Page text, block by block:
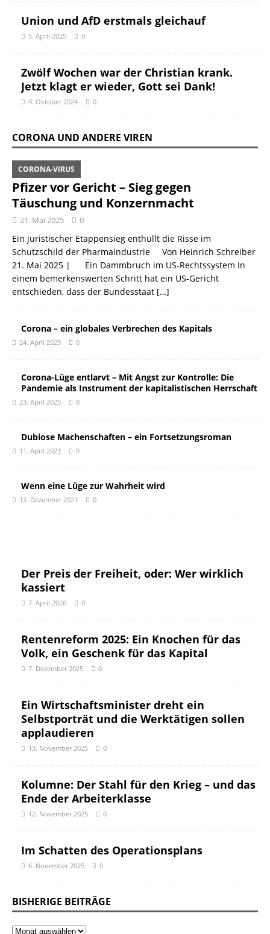
Union und AfD erstmals gleichauf
5. April 2025 0
Zwölf Wochen war der Christian krank.
Jetzt klagt er wieder, Gott sei Dank!
4. Oktober 2024 0
CORONA UND ANDERE VIREN
Pfizer vor Gericht – Sieg gegen
Täuschung und Konzernmacht
CORONA-VIRUS
21. Mai 2025 0
Ein juristischer Etappensieg enthüllt die Risse im
Schutzschild der Pharmaindustrie Von Heinrich Schreiber
21. Mai 2025 | Ein Dammbruch im US-Rechtssystem In
einem bemerkenswerten Schritt hat ein US-Gericht
entschieden, dass der Bundesstaat […]
Corona – ein globales Verbrechen des Kapitals
24. April 2025 0
Corona-Lüge entlarvt – Mit Angst zur Kontrolle: Die
Pandemie als Instrument der kapitalistischen Herrschaft
23. April 2025 0
Dubiose Machenschaften – ein Fortsetzungsroman
11. April 2023 0
Wenn eine Lüge zur Wahrheit wird
12. Dezember 2021 0
Der Preis der Freiheit, oder: Wer wirklich
kassiert
7. April 2026 0
Rentenreform 2025: Ein Knochen für das
Volk, ein Geschenk für das Kapital
7. Dezember 2025 0
Ein Wirtschaftsminister dreht ein
Selbstporträt und die Werktätigen sollen
applaudieren
13. November 2025 0
Kolumne: Der Stahl für den Krieg – und das
Ende der Arbeiterklasse
12. November 2025 0
Im Schatten des Operationsplans
6. November 2025 0
BISHERIGE BEITRÄGE